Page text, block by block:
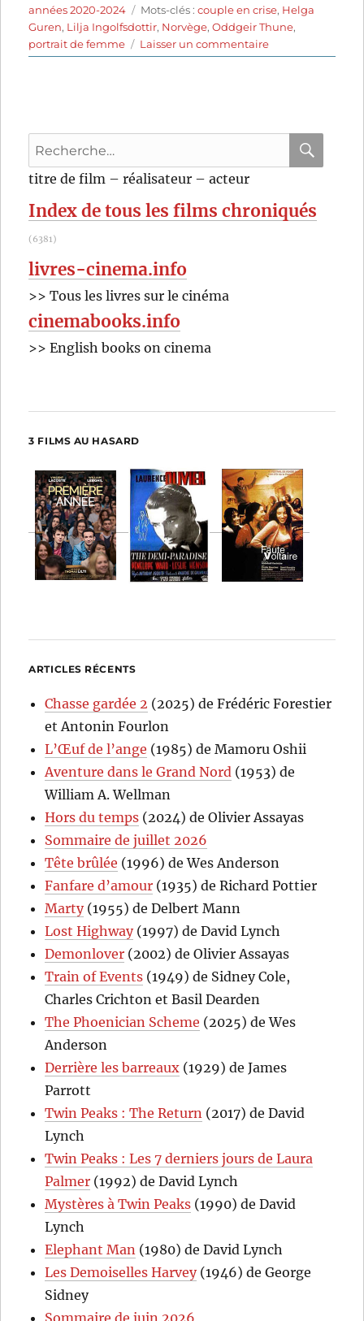
le
années 2020-2024
Étiquettes
Mots-clés :couple en crise, Helga
Guren, Lilja Ingolfsdottir, Norvège,Oddgeir Thune,
portrait de femme
Laisser un commentairesur
Loveable
Recherche
pour
:
titre de film – réalisateur – acteur
Index de tous les films chroniqués
(6381)
livres-cinema.info
>> Tous les livres sur le cinéma
cinemabooks.info
>> English books on cinema
3 FILMS AU HASARD
ARTICLES RÉCENTS
Chasse gardée 2 (2025) de Frédéric Forestier
et Antonin Fourlon
L’Œuf de l’ange (1985) de Mamoru Oshii
Aventure dans le Grand Nord (1953) de
William A. Wellman
Hors du temps (2024) de Olivier Assayas
Sommaire de juillet 2026
Tête brûlée (1996) de Wes Anderson
Fanfare d’amour (1935) de Richard Pottier
Marty(1955) de Delbert Mann
Lost Highway(1997) de David Lynch
Demonlover (2002) de Olivier Assayas
Train of Events (1949) de Sidney Cole,
Charles Crichton et Basil Dearden
The Phoenician Scheme (2025) de Wes
Anderson
Derrière les barreaux (1929) de James
Parrott
Twin Peaks : The Return (2017) de David
Lynch
Twin Peaks : Les 7 derniers jours de Laura
Palmer (1992) de David Lynch
Mystères à Twin Peaks (1990) de David
Lynch
Elephant Man (1980) de David Lynch
Les Demoiselles Harvey(1946) de George
Sidney
Sommaire de juin 2026